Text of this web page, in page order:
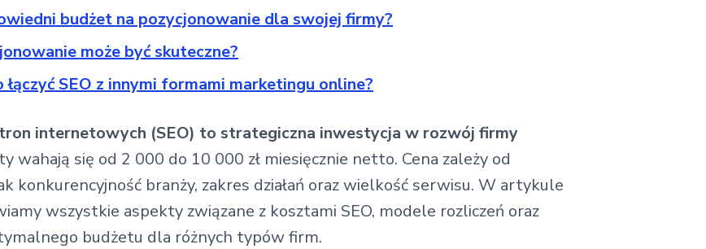
budżet na pozycjonowanie dla swojej firmy?
może być skuteczne?
SEO z innymi formami marketingu online?
internetowych (SEO) to strategiczna inwestycja w rozwój firmy
wahają się od 2 000 do 10 000 zł miesięcznie netto. Cena zależy od
konkurencyjność branży, zakres działań oraz wielkość serwisu. W artykule
wszystkie aspekty związane z kosztami SEO, modele rozliczeń oraz
budżetu dla różnych typów firm.